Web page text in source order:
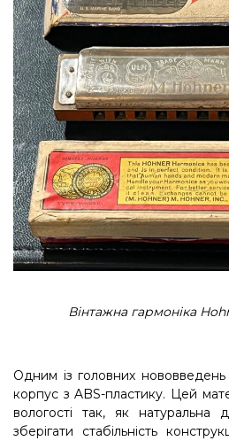
Вінтажна гармоніка
Одним із головних нововведень
корпус з ABS-пластику. Цей
вологості так, як натуральна
зберігати стабільність